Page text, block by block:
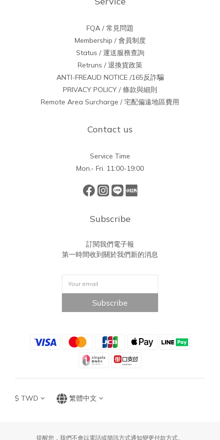
FQA / 常見問題
Membership / 會員制度
Status / 運送服務查詢
Retruns / 退換貨政策
ANTI-FREAUD NOTICE /165反詐騙
PRIVACY POLICY / 條款與細則
Remote Area Surcharge / 宅配偏遠地區費用
Contact us
Service Time
Mon.- Fri. 11:00-19:00
Subscribe
訂閱我們電子報
第一時間收到關於我們新的消息
Subscribe
$ TWD 繁體中文
提醒您，我們不會以電話或簡訊方式通知變更付款方式。